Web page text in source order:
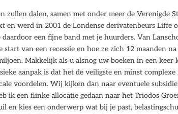
zullen dalen, samen met onder meer de Verenigde
en werd in 2001 de Londense derivatenbeurs Liffe
een fijne band met je huurders. Van
start van een recessie en hoe ze zich 12 maanden
Makkelijk als u alsnog uw boeken in een
aanpak is dat het de veiligste en minst
voordelen. Wij kijken dan naar eventuele
ik een flinke allocatie gedaan naar het Triodos
en kies een onderwerp wat bij je past,